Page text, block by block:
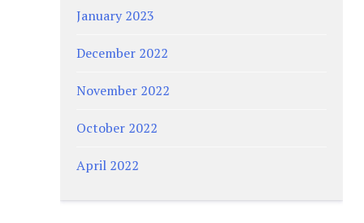
January 2023
December 2022
November 2022
October 2022
April 2022